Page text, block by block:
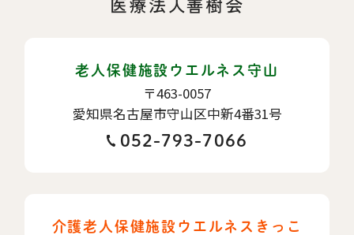
老人保健施設ウエルネス守山
〒463-0057
愛知県名古屋市守山区中新4番31号
052-793-7066
介護老人保健施設ウエルネスきっこ